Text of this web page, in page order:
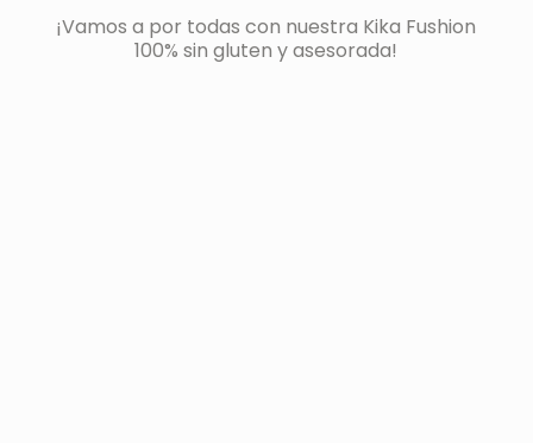
¡Vamos a por todas con nuestra Kika Fushion
100% sin gluten y asesorada!